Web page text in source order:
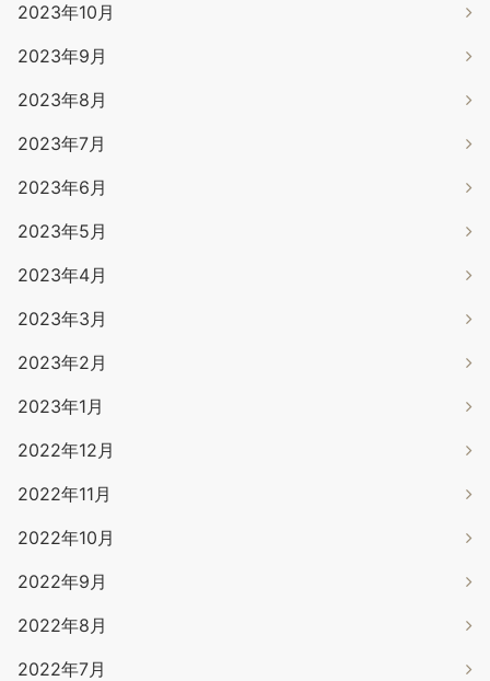
2023年10月
2023年9月
2023年8月
2023年7月
2023年6月
2023年5月
2023年4月
2023年3月
2023年2月
2023年1月
2022年12月
2022年11月
2022年10月
2022年9月
2022年8月
2022年7月